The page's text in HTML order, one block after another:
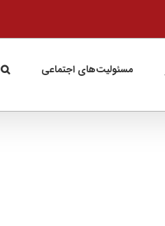
مسئولیت‌های اجتماعی